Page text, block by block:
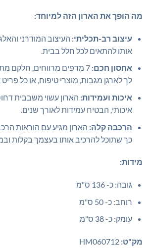
מה הופך את הארון הזה למיוחד:
עיצוב רב-תכליתי: העיצוב המודרני
אותו להתאים לכל חלל בבית.
אחסון חכם:
7 מדפים מרווחים, חלקם
לך לארגן מגבות, מוצרי טיפוח, או כל
איכות ועמידות: הארון עשוי משבבית
איכותי, הבטיח עמידות לאורך שנים.
הרכבה קלה: הארון מגיע עם הוראות
כך שתוכל להרכיב אותו בעצמך בקלות
מידות:
גובה: כ- 136 ס"מ
רוחב: כ- 50 ס"מ
עומק: כ- 38 ס"מ
מק"ט: